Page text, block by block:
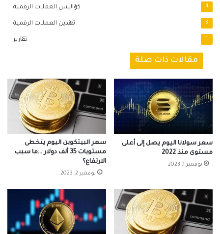
كواليس العملات الرقمية 4
تعدين العملات الرقمية 3
تقارير 1
مقالات ذات صلة
سعر البيتكوين اليوم يتخطى
مستويات 35 ألف دولار …ما سبب
الارتفاع؟
نوفمبر 2, 2023
سعر سولانا اليوم يصل إلى أعلى
مستوى منذ 2022
نوفمبر 1, 2023